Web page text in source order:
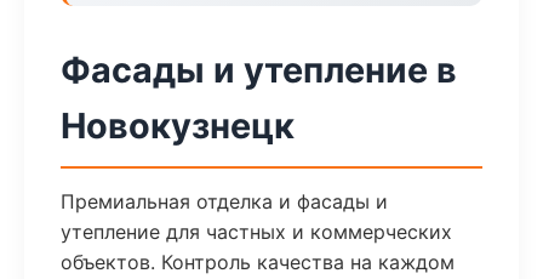
Фасады и утепление в
Новокузнецк
Премиальная отделка и фасады и
утепление для частных и коммерческих
объектов. Контроль качества на каждом